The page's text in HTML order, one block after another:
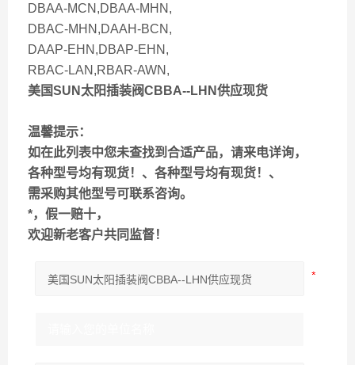
DBAA-MCN,DBAA-MHN,
DBAC-MHN,DAAH-BCN,
DAAP-EHN,DBAP-EHN,
RBAC-LAN,RBAR-AWN,
美国SUN太阳插装阀CBBA--LHN供应现货
温馨提示：
如在此列表中您未查找到合适产品，请来电详询，
各种型号均有现货！、各种型号均有现货！、
需采购其他型号可联系咨询。
*，假一赔十，
欢迎新老客户共同监督！